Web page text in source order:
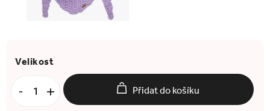
Přidat do košíku